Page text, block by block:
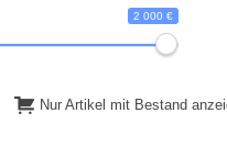
2 000 €
Nur Artikel mit Bestand